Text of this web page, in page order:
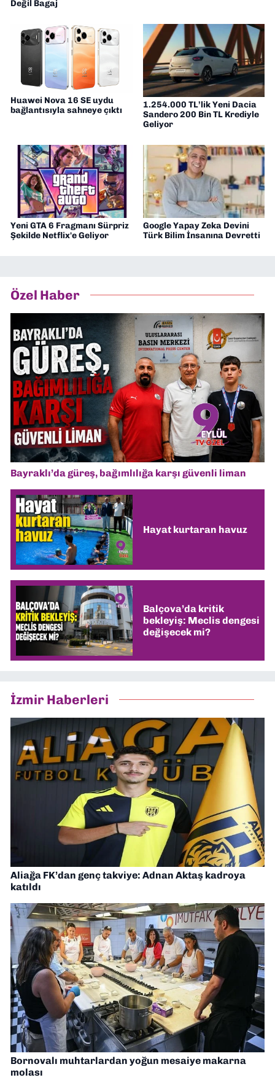
Değil Bagaj
Huawei Nova 16 SE uydu
bağlantısıyla sahneye çıktı
1.254.000 TL’lik Yeni Dacia
Sandero 200 Bin TL Krediyle
Geliyor
Yeni GTA 6 Fragmanı Sürpriz
Şekilde Netflix'e Geliyor
Google Yapay Zeka Devini
Türk Bilim İnsanına Devretti
Özel Haber
Bayraklı’da güreş, bağımlılığa karşı güvenli liman
Hayat kurtaran havuz
Balçova’da kritik
bekleyiş: Meclis dengesi
değişecek mi?
İzmir Haberleri
Aliağa FK’dan genç takviye: Adnan Aktaş kadroya
katıldı
Bornovalı muhtarlardan yoğun mesaiye makarna
molası